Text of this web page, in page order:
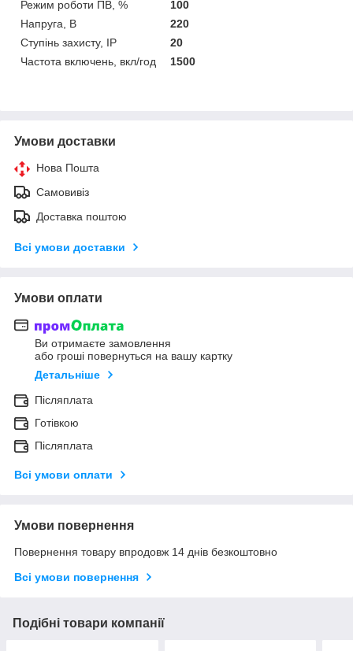
Режим роботи ПВ, %
100
Напруга, В
220
Ступінь захисту, IP
20
Частота включень, вкл/год
1500
Умови доставки
Нова Пошта
Самовивіз
Доставка поштою
Всі умови доставки
Умови оплати
Ви отримаєте замовлення
або гроші повернуться на вашу картку
Детальніше
Післяплата
Готівкою
Післяплата
Всі умови оплати
Умови повернення
Повернення товару впродовж 14 днів безкоштовно
Всі умови повернення
Подібні товари компанії